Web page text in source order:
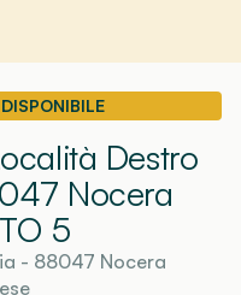
Destro
Nocera
5
- 88047 Nocera